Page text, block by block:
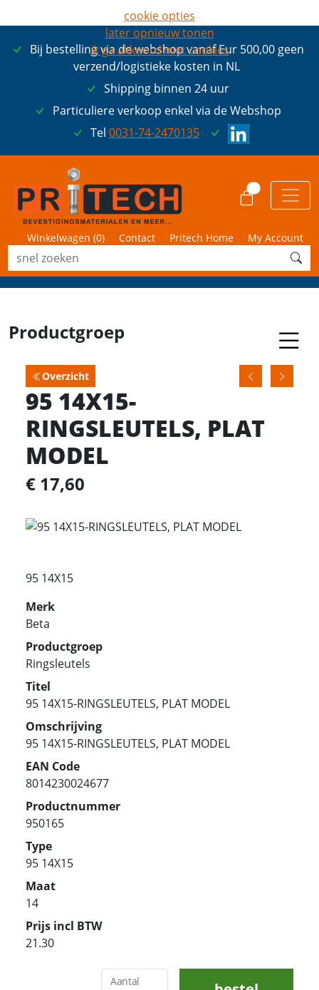
Bij bestelling via de webshop vanaf Eur 500,00 geen
verzend/logistieke kosten in NL
Shipping binnen 24 uur
Particuliere verkoop enkel via de Webshop
Tel 0031-74-2470135
Winkelwagen (0) Contact Pritech Home My Account
Productgroep
Overzicht
95 14X15-
RINGSLEUTELS, PLAT
MODEL
€ 17,60
95 14X15
Merk
Beta
Productgroep
Ringsleutels
Titel
95 14X15-RINGSLEUTELS, PLAT MODEL
Omschrijving
95 14X15-RINGSLEUTELS, PLAT MODEL
EAN Code
8014230024677
Productnummer
950165
Type
95 14X15
Maat
14
Prijs incl BTW
21.30
Aantal
cookie opties
later opnieuw tonen
ik ga akkoord met cookies